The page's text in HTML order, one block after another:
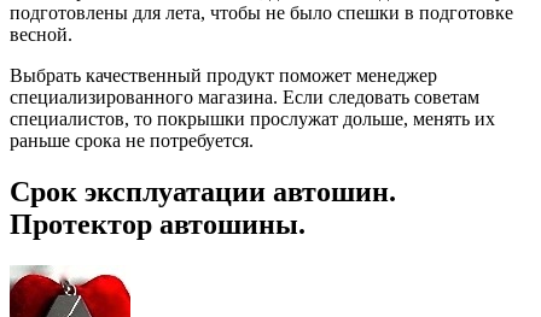
подготовлены для лета, чтобы не было спешки в подготовке
весной.
Выбрать качественный продукт поможет менеджер
специализированного магазина. Если следовать советам
специалистов, то покрышки прослужат дольше, менять их
раньше срока не потребуется.
Срок эксплуатации автошин.
Протектор автошины.